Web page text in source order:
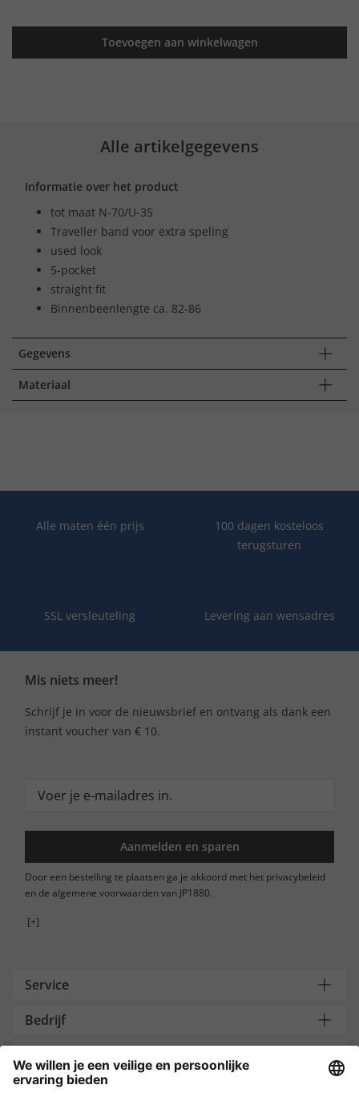
Toevoegen aan winkelwagen
Alle artikelgegevens
Informatie over het product
tot maat N-70/U-35
Traveller band voor extra speling
used look
5-pocket
straight fit
Binnenbeenlengte ca. 82-86
Gegevens
Materiaal
Alle maten één prijs
100 dagen kosteloos
terugsturen
SSL versleuteling Levering aan wensadres
Mis niets meer!
Schrijf je in voor de nieuwsbrief en ontvang als dank een
instant voucher van € 10.
Aanmelden en sparen
Door een bestelling te plaatsen ga je akkoord met het privacybeleid
en de algemene voorwaarden van JP1880.
[+]
Service
Bedrijf
Payment and Delivery